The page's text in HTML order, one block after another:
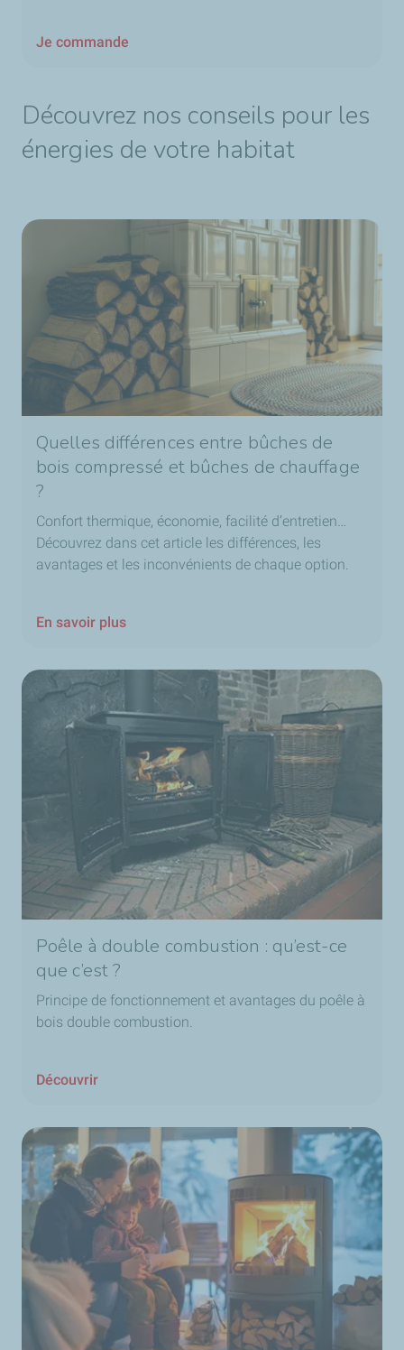
Je commande
Découvrez nos conseils pour les
énergies de votre habitat
Quelles différences entre bûches de
bois compressé et bûches de chauffage
?
Confort thermique, économie, facilité d’entretien…
Découvrez dans cet article les différences, les
avantages et les inconvénients de chaque option.
En savoir plus
Poêle à double combustion : qu’est-ce
que c’est ?
Principe de fonctionnement et avantages du poêle à
bois double combustion.
Découvrir